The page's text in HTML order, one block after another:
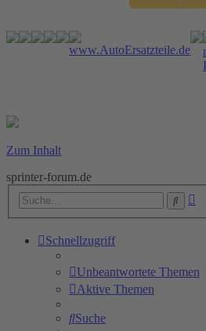
Zum Inhalt
sprinter-forum.de
Suche
Schnellzugriff
Unbeantwortete Themen
Aktive Themen
Suche